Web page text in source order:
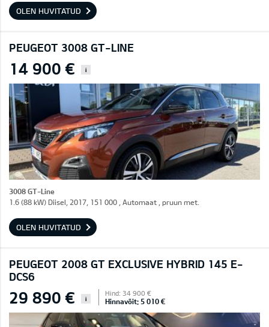
OLEN HUVITATUD
PEUGEOT 3008 GT-LINE
14 900 € i
3008 GT-Line
1.6 (88 kW) Diisel, 2017, 151 000 , Automaat , pruun met.
OLEN HUVITATUD
PEUGEOT 2008 GT EXCLUSIVE HYBRID 145 E-
DCS6
29 890 € i
Hind: 34 900 €
Hinnavõit: 5 010 €